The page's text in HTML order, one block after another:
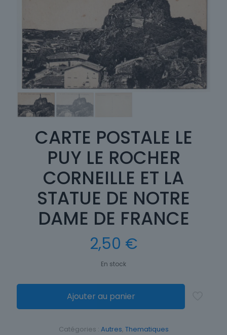
CARTE POSTALE LE
PUY LE ROCHER
CORNEILLE ET LA
STATUE DE NOTRE
DAME DE FRANCE
2,50 €
En stock
Ajouter au panier
Catégories : Autres, Thematiques